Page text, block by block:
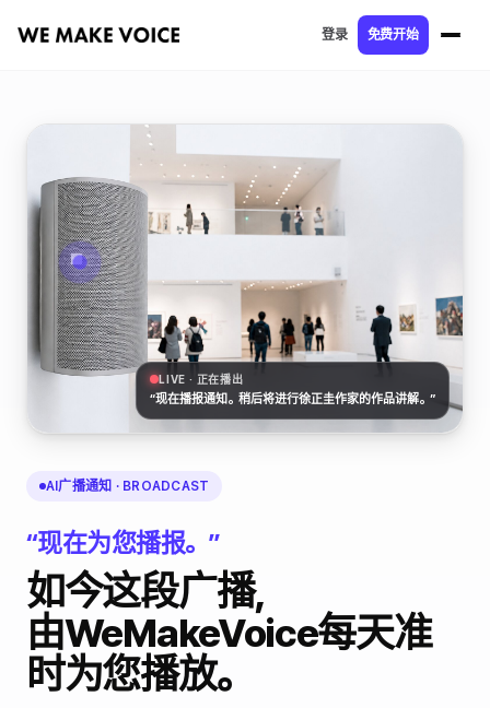
登录 免费开始
LIVE · 正在播出
“现在播报通知。稍后将进行徐正圭作家的作品讲解。”
AI广播通知 · BROADCAST
“现在为您播报。”
如今这段广播，
由WeMakeVoice每天准
时为您播放。